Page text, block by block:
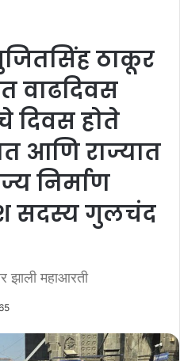
ठाकूर
वाढदिवस
दिवस होते
आणि राज्यात
निर्माण
सदस्य गुलचंद
झाली महाआरती